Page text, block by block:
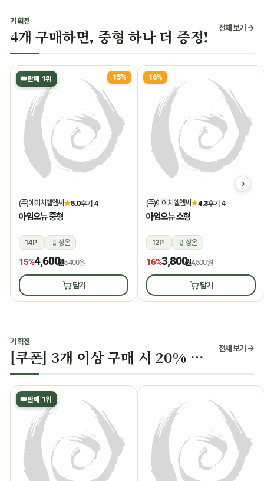
기획전
4개 구매하면, 중형 하나 더 증정! 전체 보기 →
👑판매 1위 15%
(주)에이치엘엠씨★5.0후기 4
아임오뉴 중형
14P 상온
15%4,600원5,400원
담기
16%
(주)에이치엘엠씨★4.3후기 4
아임오뉴 소형
12P 상온
16%3,800원4,500원
담기
기획전
[쿠폰] 3개 이상 구매 시 20% 할인 전체 보기 →
👑판매 1위